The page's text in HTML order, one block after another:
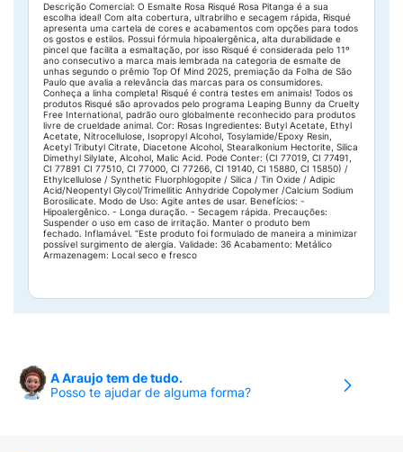
Descrição Comercial: O Esmalte Rosa Risqué Rosa Pitanga é a sua
escolha ideal! Com alta cobertura, ultrabrilho e secagem rápida, Risqué
apresenta uma cartela de cores e acabamentos com opções para todos
os gostos e estilos. Possui fórmula hipoalergênica, alta durabilidade e
pincel que facilita a esmaltação, por isso Risqué é considerada pelo 11º
ano consecutivo a marca mais lembrada na categoria de esmalte de
unhas segundo o prêmio Top Of Mind 2025, premiação da Folha de São
Paulo que avalia a relevância das marcas para os consumidores.
Conheça a linha completa! Risqué é contra testes em animais! Todos os
produtos Risqué são aprovados pelo programa Leaping Bunny da Cruelty
Free International, padrão ouro globalmente reconhecido para produtos
livre de crueldade animal. Cor: Rosas Ingredientes: Butyl Acetate, Ethyl
Acetate, Nitrocellulose, Isopropyl Alcohol, Tosylamide/Epoxy Resin,
Acetyl Tributyl Citrate, Diacetone Alcohol, Stearalkonium Hectorite, Silica
Dimethyl Silylate, Alcohol, Malic Acid. Pode Conter: (CI 77019, CI 77491,
CI 77891 CI 77510, CI 77000, CI 77266, CI 19140, CI 15880, CI 15850) /
Ethylcellulose / Synthetic Fluorphlogopite / Silica / Tin Oxide / Adipic
Acid/Neopentyl Glycol/Trimellitic Anhydride Copolymer /Calcium Sodium
Borosilicate. Modo de Uso: Agite antes de usar. Benefícios: -
Hipoalergênico. - Longa duração. - Secagem rápida. Precauções:
Suspender o uso em caso de irritação. Manter o produto bem
fechado. Inflamável. “Este produto foi formulado de maneira a minimizar
possível surgimento de alergia. Validade: 36 Acabamento: Metálico
Armazenagem: Local seco e fresco
A Araujo tem de tudo.
Posso te ajudar de alguma forma?